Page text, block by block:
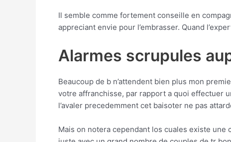
Il semble comme fortement conseille en
appreciant envie pour l’embrasser. Quand
Alarmes scrupules
Beaucoup de b n’attendent bien plus mon
votre affranchisse, par rapport a quoi effectuer
l’avaler precedemment cet baisoter ne pas
Mais on notera cependant los cuales existe